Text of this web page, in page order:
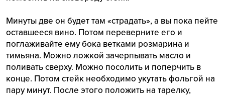
Минуты две он будет там «страдать», а вы пока пейте
оставшееся вино. Потом переверните его и
поглаживайте ему бока ветками розмарина и
тимьяна. Можно ложкой зачерпывать масло и
поливать сверху. Можно посолить и поперчить в
конце. Потом стейк необходимо укутать фольгой на
пару минут. После этого положить на тарелку,